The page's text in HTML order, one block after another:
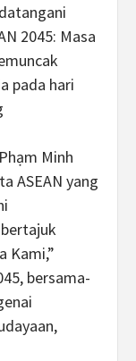
2045: Masa
pada hari
Minh
ASEAN yang
Kami,”
bersama-